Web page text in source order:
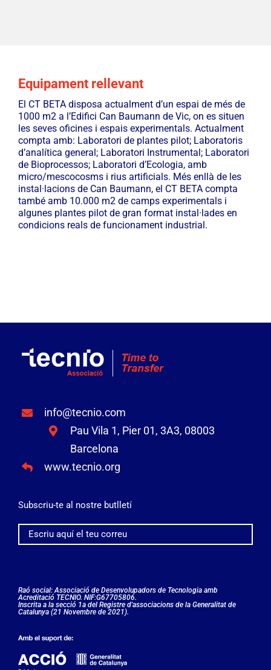
Equipament rellevant
El CT BETA disposa actualment d’un espai de més de
1000 m2 a l’Edifici Can Baumann de Vic, on es situen
les seves oficines i espais experimentals. Actualment
compta amb: Laboratori de plantes pilot; Laboratoris
d’analítica general; Laboratori Instrumental; Laboratori
de Bioprocessos; Laboratori d’Ecologia, amb
micro/mescocosms i rius artificials. Més enllà de les
instal·lacions de Can Baumann, el CT BETA compta
també amb 10.000 m2 de camps experimentals i
algunes plantes pilot de gran format instal·lades en
condicions reals de funcionament industrial.
info@tecnio.com
Pau Vila 1, Pier 01, 3A3, 08003
Barcelona
www.tecnio.org
Subscriu-te al nostre butlletí
Raó social: Associació de Desenvolupadors de Tecnologia amb
Acreditació TECNIO. NIF:G67705806.
Inscrita a la secció 1a del Registre d'associacions de la Generalitat de
Catalunya (21 Novembre de 2021).